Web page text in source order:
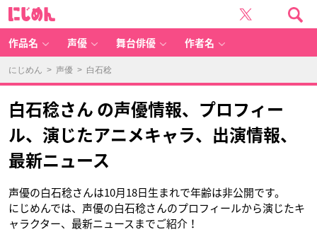
作品名 声優 舞台俳優 作者名
にじめん > 声優 > 白石稔
白石稔さん の声優情報、プロフィー
ル、演じたアニメキャラ、出演情報、
最新ニュース
声優の白石稔さんは10月18日生まれで年齢は非公開です。
にじめんでは、声優の白石稔さんのプロフィールから演じたキ
ャラクター、最新ニュースまでご紹介！